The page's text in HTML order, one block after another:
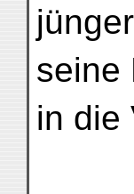
seine
in die